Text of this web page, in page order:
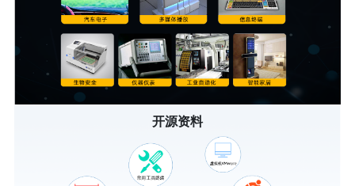
开源资料